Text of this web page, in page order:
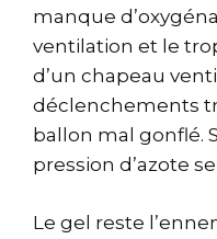
manque
ventilation et le
d’un chapeau
déclenchements
ballon mal gonflé.
pression d’azote
Le gel reste